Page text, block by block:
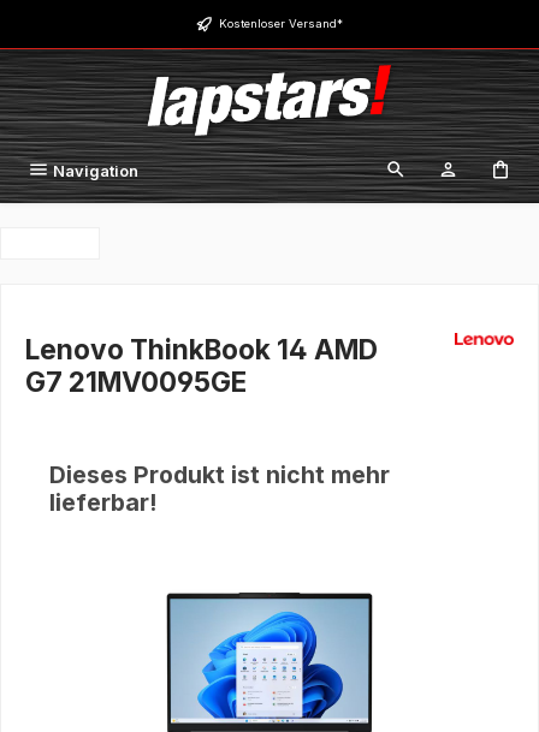
Zum Hauptinhalt springen Kostenloser Versand*
Navigation
Lenovo ThinkBook 14 AMD
G7 21MV0095GE
Dieses Produkt ist nicht mehr
lieferbar!